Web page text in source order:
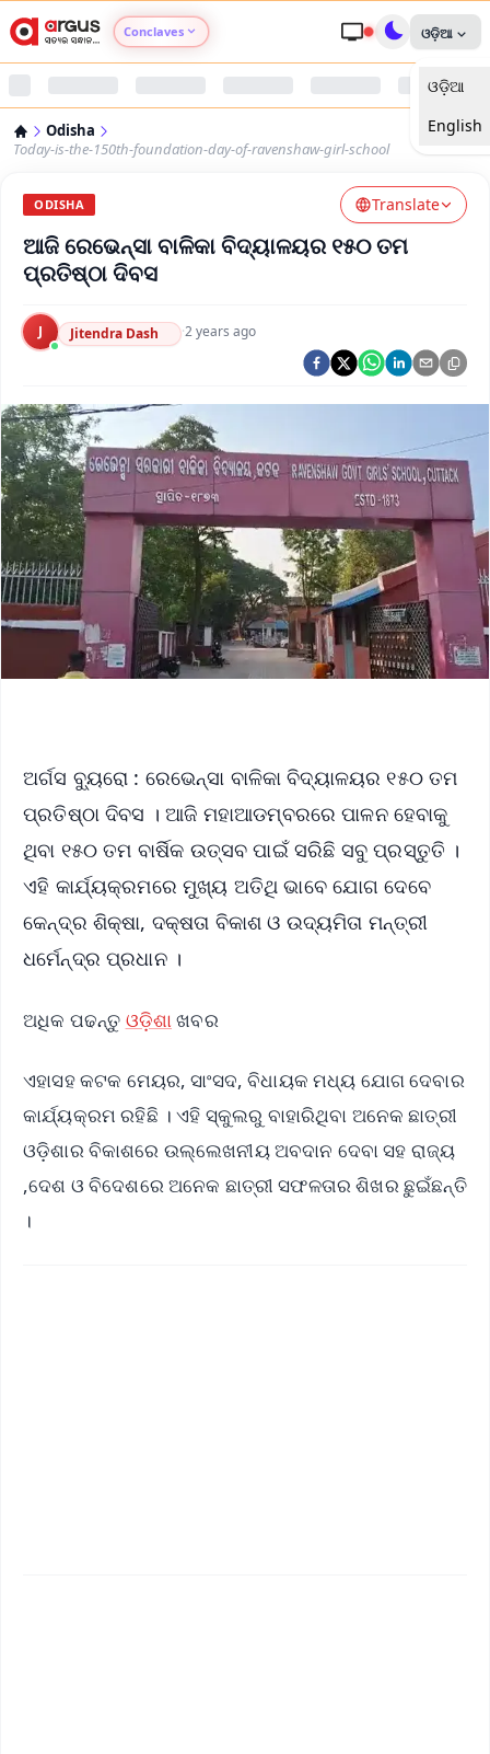
Conclaves
Argus Nari Shakti
Argus Health Connect
Argus Swaad Odisha
Argus Chalo Dekhein Apna Desh
ଓଡ଼ିଆ
ଓଡ଼ିଆ
English
Odisha
Today-is-the-150th-foundation-day-of-ravenshaw-girl-school
ODISHA Translate
ଆଜି ରେଭେନ୍ସା ବାଳିକା ବିଦ୍ୟାଳୟର ୧୫୦ ତମ
ପ୍ରତିଷ୍ଠା ଦିବସ
J Jitendra Dash ·2 years ago
ଅର୍ଗସ ବ୍ୟୁରୋ : ରେଭେନ୍ସା ବାଳିକା ବିଦ୍ୟାଳୟର ୧୫୦ ତମ
ପ୍ରତିଷ୍ଠା ଦିବସ । ଆଜି ମହାଆଡମ୍ବରରେ ପାଳନ ହେବାକୁ
ଥିବା ୧୫୦ ତମ ବାର୍ଷିକ ଉତ୍ସବ ପାଇଁ ସରିଛି ସବୁ ପ୍ରସ୍ତୁତି ।
ଏହି କାର୍ଯ୍ୟକ୍ରମରେ ମୁଖ୍ୟ ଅତିଥି ଭାବେ ଯୋଗ ଦେବେ
କେନ୍ଦ୍ର ଶିକ୍ଷା, ଦକ୍ଷତା ବିକାଶ ଓ ଉଦ୍ୟମିତା ମନ୍ତ୍ରୀ
ଧର୍ମେନ୍ଦ୍ର ପ୍ରଧାନ ।
ଅଧିକ ପଢନ୍ତୁ ଓଡ଼ିଶା ଖବର
ଏହାସହ କଟକ ମେୟର, ସାଂସଦ, ବିଧାୟକ ମଧ୍ୟ ଯୋଗ ଦେବାର
କାର୍ଯ୍ୟକ୍ରମ ରହିଛି । ଏହି ସ୍କୁଲରୁ ବାହାରିଥିବା ଅନେକ ଛାତ୍ରୀ
ଓଡ଼ିଶାର ବିକାଶରେ ଉଲ୍ଲେଖନୀୟ ଅବଦାନ ଦେବା ସହ ରାଜ୍ୟ
,ଦେଶ ଓ ବିଦେଶରେ ଅନେକ ଛାତ୍ରୀ ସଫଳତାର ଶିଖର ଛୁଇଁଛନ୍ତି
।